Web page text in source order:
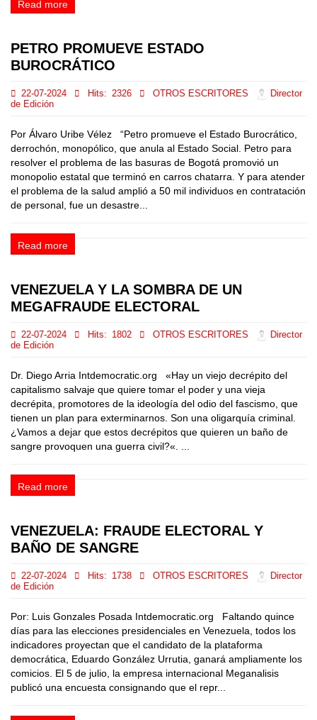
Read more
PETRO PROMUEVE ESTADO
BUROCRÁTICO
22-07-2024 Hits: 2326 OTROS ESCRITORES
Director
de Edición
Por Álvaro Uribe Vélez “Petro promueve el Estado Burocrático,
derrochón, monopólico, que anula al Estado Social. Petro para
resolver el problema de las basuras de Bogotá promovió un
monopolio estatal que terminó en carros chatarra. Y para atender
el problema de la salud amplió a 50 mil individuos en contratación
de personal, fue un desastre...
Read more
VENEZUELA Y LA SOMBRA DE UN
MEGAFRAUDE ELECTORAL
22-07-2024 Hits: 1802 OTROS ESCRITORES
Director
de Edición
Dr. Diego Arria Intdemocratic.org «Hay un viejo decrépito del
capitalismo salvaje que quiere tomar el poder y una vieja
decrépita, promotores de la ideología del odio del fascismo, que
tienen un plan para exterminarnos. Son una oligarquía criminal.
¿Vamos a dejar que estos decrépitos que quieren un baño de
sangre provoquen una guerra civil?«. ...
Read more
VENEZUELA: FRAUDE ELECTORAL Y
BAÑO DE SANGRE
22-07-2024 Hits: 1738 OTROS ESCRITORES
Director
de Edición
Por: Luis Gonzales Posada Intdemocratic.org Faltando quince
días para las elecciones presidenciales en Venezuela, todos los
indicadores proyectan que el candidato de la plataforma
democrática, Eduardo González Urrutia, ganará ampliamente los
comicios. El 5 de julio, la empresa internacional Meganalisis
publicó una encuesta consignando que el repr...